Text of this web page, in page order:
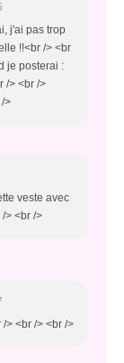
j'ai pas trop
!!<br /> <br
je posterai :
/> <br />
>
veste avec
> <br />
> <br /> <br />